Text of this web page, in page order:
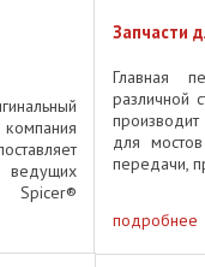
ведущих
Запчасти
Главная
различной
для
передачи,
подробнее